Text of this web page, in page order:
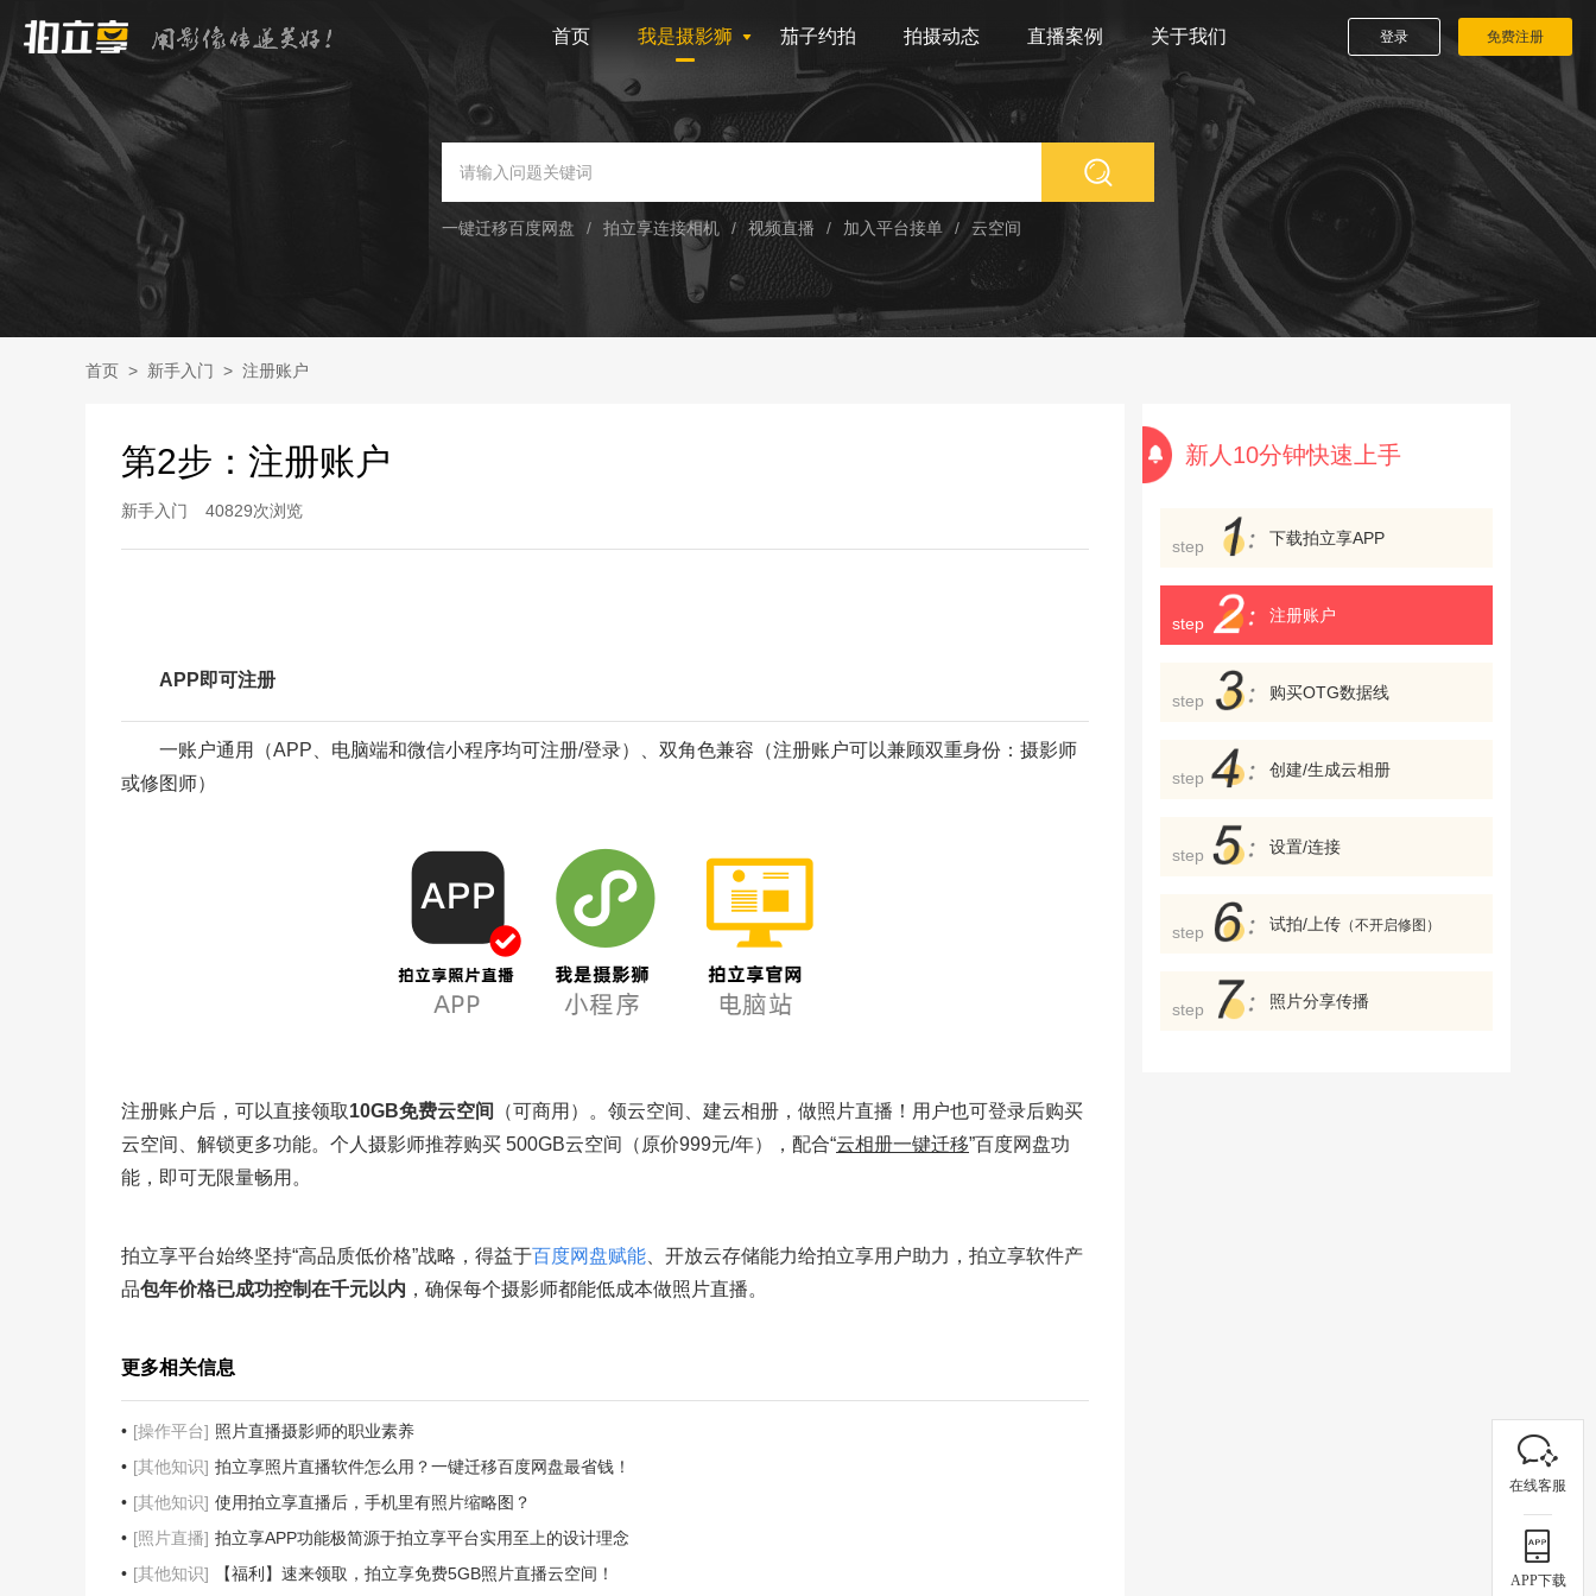
首页 我是摄影狮 茄子约拍 拍摄动态 直播案例 关于我们 登录 免费注册
一键迁移百度网盘 / 拍立享连接相机 / 视频直播 / 加入平台接单 / 云空间
首页 > 新手入门 > 注册账户
第2步：注册账户
新手入门 40829次浏览
APP即可注册
一账户通用（APP、电脑端和微信小程序均可注册/登录）、双角色兼容（注册账户可以兼顾双重身份：摄影师
或修图师）
注册账户后，可以直接领取10GB免费云空间
（可商用）。领云空间、建云相册，做照片直播！用户也可登录后购买
云空间、解锁更多功能。个人摄影师推荐购买 500GB云空间（原价999元/年），配合“云相册一键迁移”百度网盘功
能，即可无限量畅用。
拍立享平台始终坚持“高品质低价格”战略，得益于百度网盘赋能 、开放云存储能力给拍立享用户助力，拍立享软件产
品包年价格已成功控制在千元以内 ，确保每个摄影师都能低成本做照片直播。
更多相关信息
[操作平台] 照片直播摄影师的职业素养
[其他知识] 拍立享照片直播软件怎么用？一键迁移百度网盘最省钱！
[其他知识] 使用拍立享直播后，手机里有照片缩略图？
[照片直播] 拍立享APP功能极简源于拍立享平台实用至上的设计理念
[其他知识]
【福利】速来领取，拍立享免费5GB照片直播云空间！
新人10分钟快速上手
step 下载拍立享APP
step 注册账户
step 购买OTG数据线
step 创建/生成云相册
step 设置/连接
step 试拍/上传 （不开启修图）
step 照片分享传播
在线客服
APP下载